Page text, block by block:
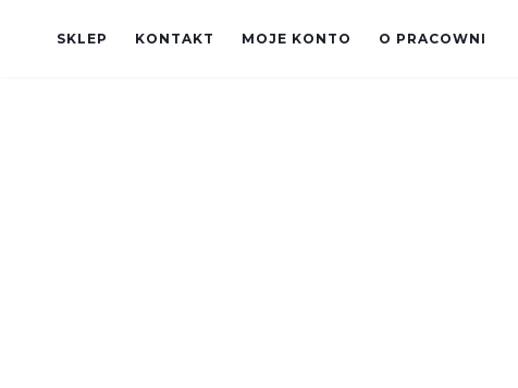
SKLEP KONTAKT MOJE KONTO O PRACOWNI